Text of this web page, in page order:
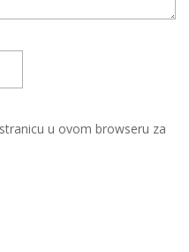
u ovom browseru za